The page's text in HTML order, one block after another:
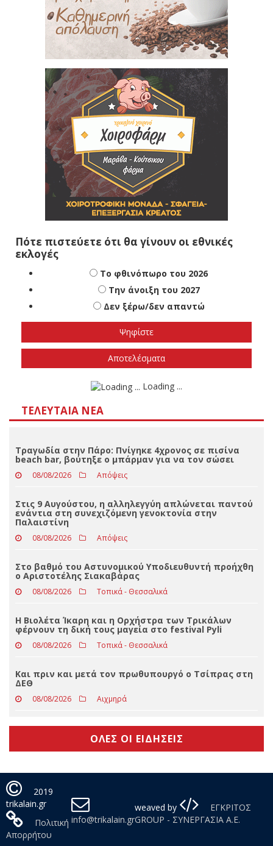
Πότε πιστεύετε ότι θα γίνουν οι εθνικές
εκλογές
Το φθινόπωρο του 2026
Την άνοιξη του 2027
Δεν ξέρω/δεν απαντώ
ΤΕΛΕΥΤΑΊΑ ΝΈΑ
Τραγωδία στην Πάρο: Πνίγηκε 4χρονος σε πισίνα
beach bar, βούτηξε ο μπάρμαν για να τον σώσει
08/08/2026
ενάντια στη συνεχιζόμενη γενοκτονία στην
Παλαιστίνη
08/08/2026 Απόψεις
Στο βαθμό του Αστυνομικού Υποδιευθυντή προήχθη
ο Αριστοτέλης Σιακαβάρας
08/08/2026 Τοπικά - Θεσσαλικά
Η Βιολέτα Ίκαρη και η Ορχήστρα των Τρικάλων
φέρνουν τη δική τους μαγεία στο festival Pyli
08/08/2026 Τοπικά - Θεσσαλικά
Και πριν και μετά τον πρωθυπουργό ο Τσίπρας στη
08/08/2026 Αιχμηρά